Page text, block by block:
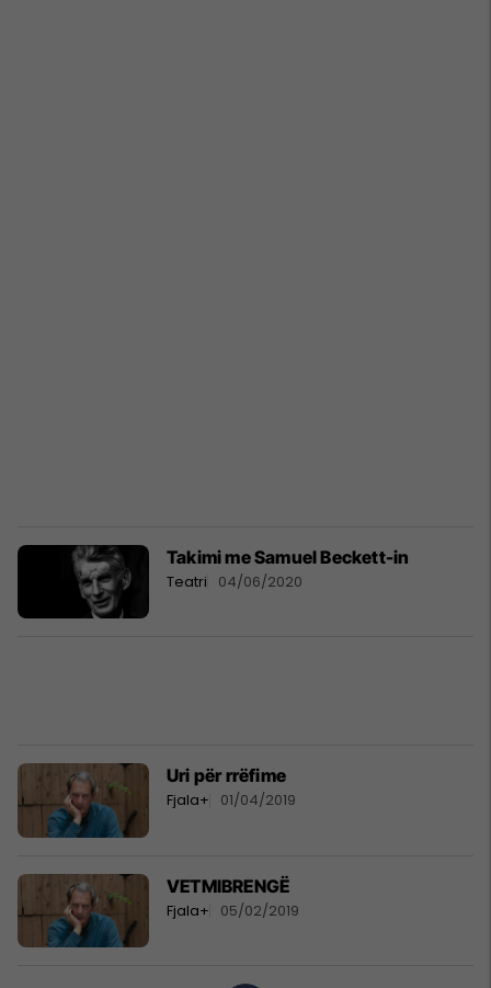
Takimi me Samuel Beckett-in
Teatri 04/06/2020
Uri për rrëfime
Fjala+ 01/04/2019
VETMIBRENGË
Fjala+ 05/02/2019